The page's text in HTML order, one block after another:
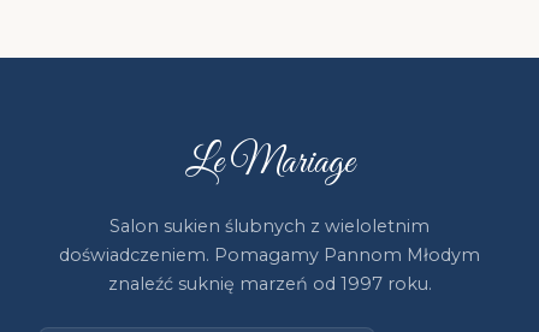
Le Mariage
Salon sukien ślubnych z wieloletnim
doświadczeniem. Pomagamy Pannom Młodym
znaleźć suknię marzeń od 1997 roku.